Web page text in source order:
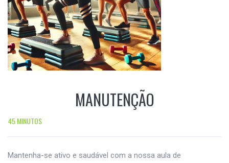
MANUTENÇÃO
45 MINUTOS
Mantenha-se ativo e saudável com a nossa aula de